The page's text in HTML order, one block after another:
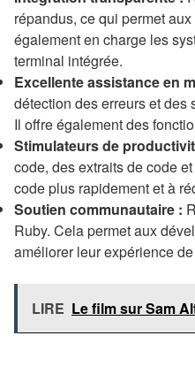
répandus, ce qui permet
également en charge les
terminal intégrée.
Excellente assistance en
détection des erreurs et des
Il offre également des
Stimulateurs de
code, des extraits de code
code plus rapidement et à
Soutien communautaire :
Ruby. Cela permet aux
améliorer leur expérience
LIRE Le film sur Sam